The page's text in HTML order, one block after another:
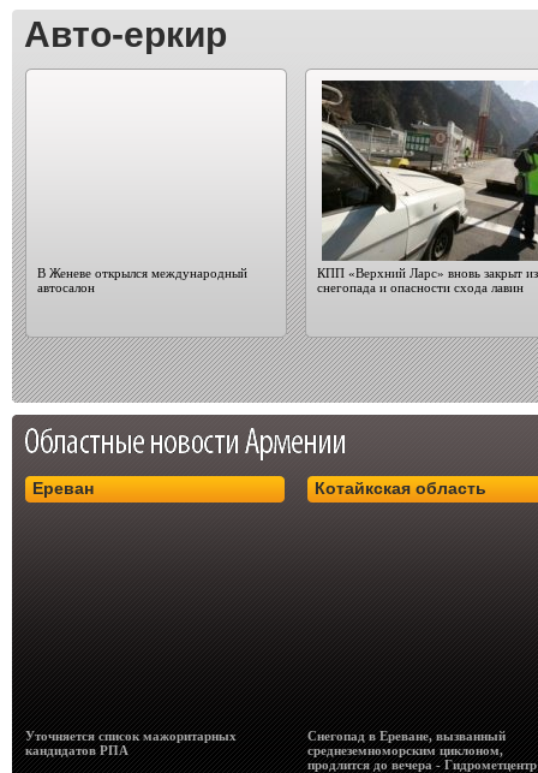
Авто-еркир
В Женеве открылся международный
автосалон
КПП «Верхний Ларс» вновь закрыт
снегопада и опасности схода лавин
Ереван
Уточняется список мажоритарных
кандидатов РПА
Котайкская область
Снегопад в Ереване, вызванный
среднеземноморским циклоном,
продлится до вечера - Гидрометцентр